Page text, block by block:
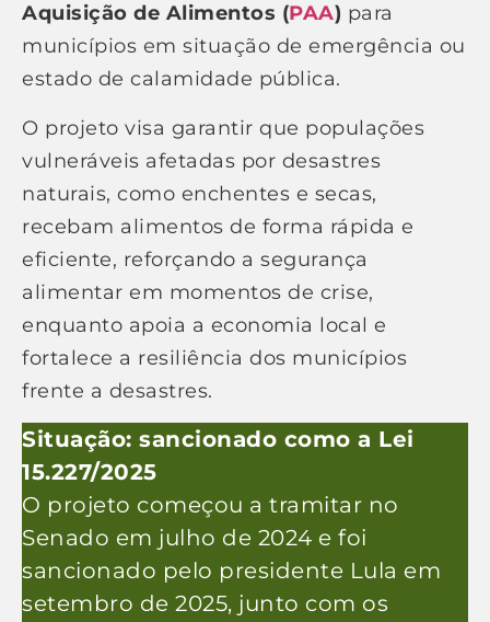
Aquisição de Alimentos (PAA) para
municípios em situação de emergência ou
estado de calamidade pública.
O projeto visa garantir que populações
vulneráveis afetadas por desastres
naturais, como enchentes e secas,
recebam alimentos de forma rápida e
eficiente, reforçando a segurança
alimentar em momentos de crise,
enquanto apoia a economia local e
fortalece a resiliência dos municípios
frente a desastres.
Situação: sancionado como a Lei
15.227/2025
O projeto começou a tramitar no
Senado em julho de 2024 e foi
sancionado pelo presidente Lula em
setembro de 2025, junto com os